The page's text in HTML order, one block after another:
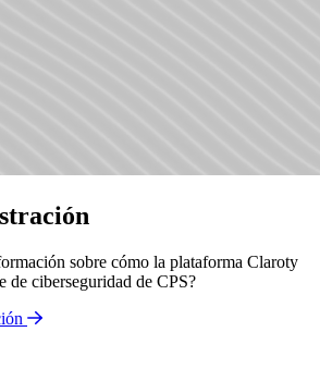
sobre cómo la plataforma Claroty
de ciberseguridad de CPS?